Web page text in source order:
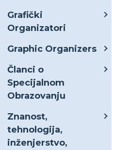
Grafički
Organizatori
Graphic Organizers
Članci o
Specijalnom
Obrazovanju
Znanost,
tehnologija,
inženjerstvo,